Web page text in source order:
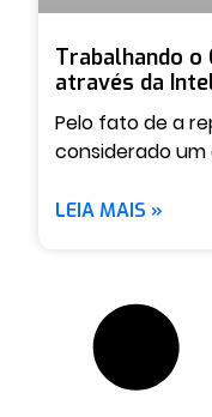
Trabalhando o
através da
Pelo fato de a
considerado
LEIA MAIS »